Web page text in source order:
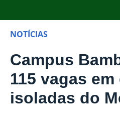
NOTÍCIAS
Campus
115 vagas
isoladas do